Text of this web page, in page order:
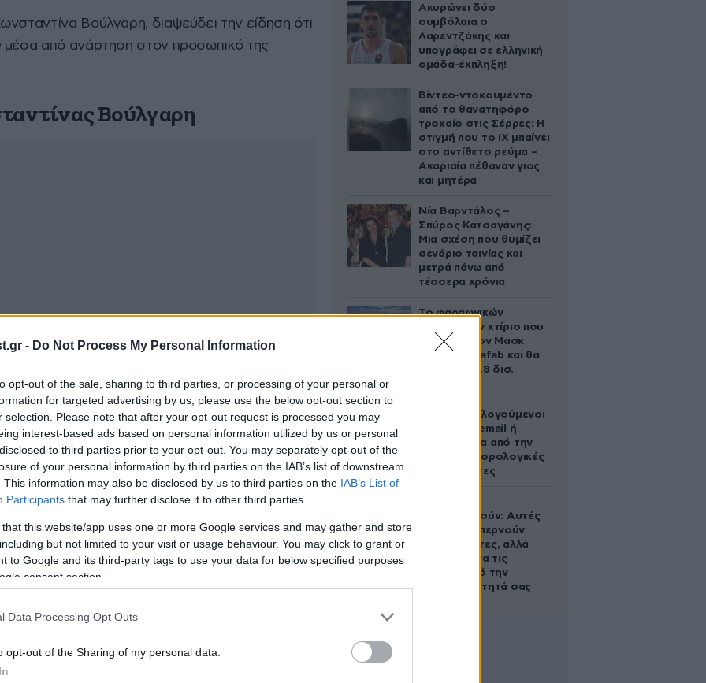
- Do Not Process My Personal Information
opt-out of the sale, sharing to third parties, or processing of your personal or
for targeted advertising by us, please use the below opt-out section to
selection. Please note that after your opt-out request is processed you may
interest-based ads based on personal information utilized by us or personal
to third parties prior to your opt-out. You may separately opt-out of the
of your personal information by third parties on the IAB’s list of downstream
This information may also be disclosed by us to third parties on the IAB’s List of
Participants that may further disclose it to other third parties.
that this website/app uses one or more Google services and may gather and store
but not limited to your visit or usage behaviour. You may click to grant or
to Google and its third-party tags to use your data for below specified purposes
consent section.
Data Processing Opt Outs
opt-out of the Sharing of my personal data.
Βούλγαρη, διαψεύδει την είδηση ότι
από ανάρτηση στον προσωπικό της
Βούλγαρη
έγραψε στον προσωπικό της
το προηγούμενο ποστ μου γιατί δεν μου
Ακυρώνει δύο
συμβόλαια ο
Λαρεντζάκης και
υπογράφει σε ελληνική
ομάδα-έκπληξη!
Βίντεο-ντοκουμέντο
από το θανατηφόρο
τροχαίο στις Σέρρες: Η
στιγμή που το ΙΧ μπαίνει
στο αντίθετο ρεύμα –
Ακαριαία πέθαναν γιος
και μητέρα
Νία Βαρντάλος –
Σπύρος Κατσαγάνης:
Μια σχέση που θυμίζει
σενάριο ταινίας και
μετρά πάνω από
τέσσερα χρόνια
Το φαραωνικών
διαστάσεων κτίριο που
χτίζει ο Έλον Μασκ
λέγεται Terafab και θα
κοστίσει 16,8 δισ.
Ποιοι φορολογούμενοι
θα λάβουν email ή
τηλεφώνημα από την
ΑΑΔΕ για φορολογικές
εκκρεμότητες
προειδοποιούν: Αυτές
οι τροφές, περνούν
απαρατήρητες, αλλά
καλό είναι να τις
βγάλετε από την
καθημερινότητά σας